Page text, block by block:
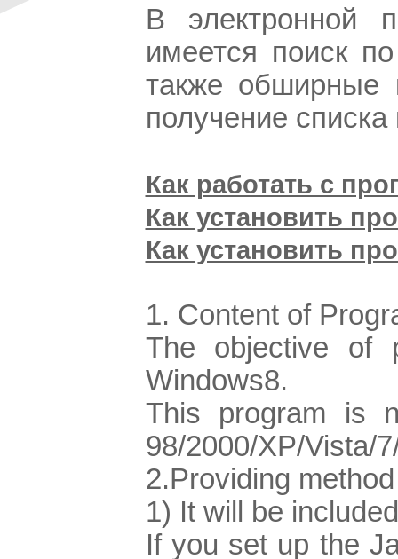
В электронной
имеется поиск
также обширные
получение
Как работать с
Как установить
Как установить
1. Content of
The objective of
Windows8.
This program is
98/2000/XP/Vista/
2.Providing
1) It will be
If you set up the